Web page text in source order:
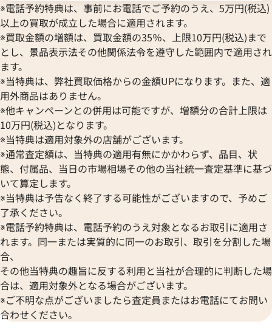
ィノ クロノ IW391006
格
日時点の参考買取価格です
参考買取価格
※2026年1月9日時点の参考買
※電話予約特典は、事前にお電話でご予約のうえ、5万円(税込)
以上の買取が成立した場合に適用されます。
※買取金額の増額は、買取金額の35％、上限10万円(税込)まで
とし、景品表示法その他関係法令を遵守した範囲内で適用され
ます。
※当特典は、弊社買取価格からの金額UPになります。また、適
用外商品はありません。
※他キャンペーンとの併用は可能ですが、増額分の合計上限は
10万円(税込)となります。
※当特典は適用対象外の店舗がございます。
※通常査定額は、当特典の適用有無にかかわらず、品目、状
態、付属品、当日の市場相場その他の当社統一査定基準に基づ
いて算定します。
※当特典は予告なく終了する可能性がございますので、予めご
了承ください。
※電話予約特典は、電話予約のうえ対象となるお取引に適用さ
れます。同一または実質的に同一のお取引、取引を分割した場
合、
その他当特典の趣旨に反する利用と当社が合理的に判断した場
合は、適用対象外となる場合がございます。
※ご不明な点がございましたら査定員またはお電話にてお問い
合わせください。